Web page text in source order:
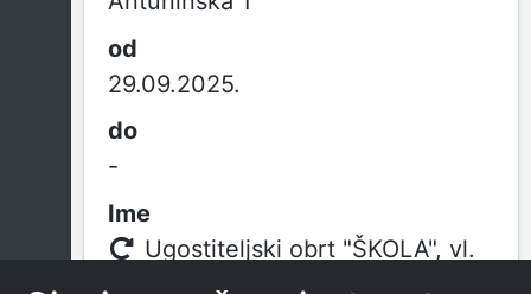
29.09.2025.
-
Ugostiteljski obrt "ŠKOLA", vl.
Ana Popović Kišur, Dubrovnik,